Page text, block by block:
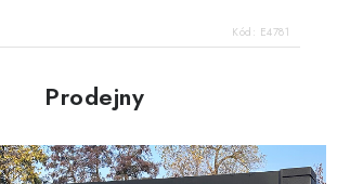
Kód: E4781
Prodejny